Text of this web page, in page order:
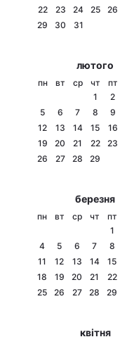
22
23 24 25 26
29
30 31
лютого
пн вт ср чт пт
1
2
5
6 7 8 9
12
13 14 15 16
19
20 21 22 23
26
27 28 29
березня
пн вт ср чт пт
1
4
5 6 7 8
11
12 13 14 15
18
19 20 21 22
25
26 27 28 29
квітня